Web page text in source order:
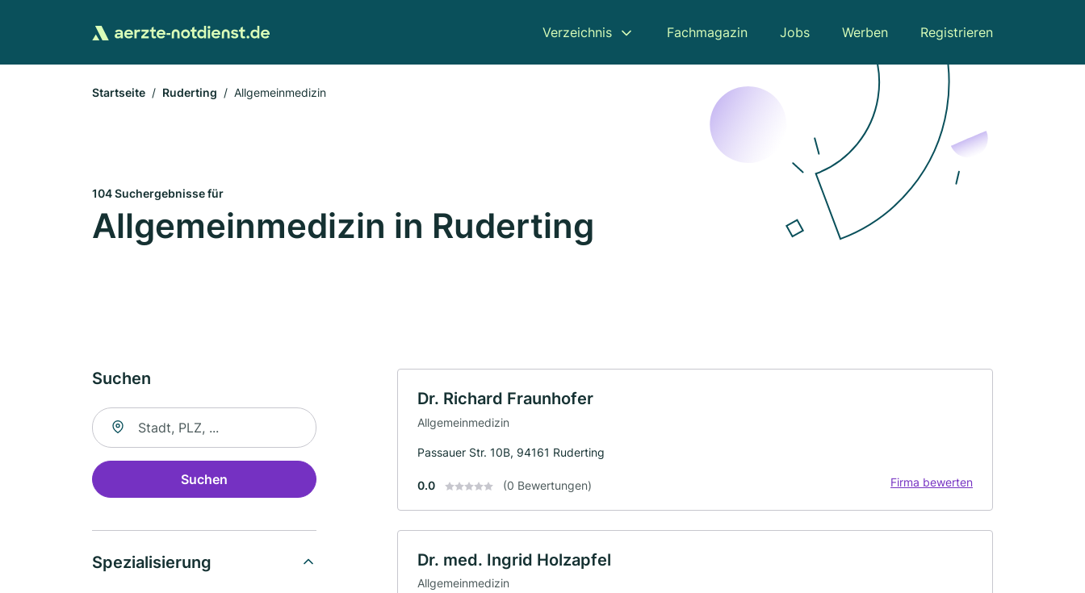
Verzeichnis Fachmagazin Jobs Werben Registrieren
Startseite Ruderting Allgemeinmedizin
104 Suchergebnisse für
Allgemeinmedizin in Ruderting
Suchen
Suche nach Ort
Suchen
Spezialisierung
Dr. Richard Fraunhofer
Allgemeinmedizin
Passauer Str. 10B, 94161 Ruderting
0.0 (0 Bewertungen) Firma bewerten
Dr. med. Ingrid Holzapfel
Allgemeinmedizin